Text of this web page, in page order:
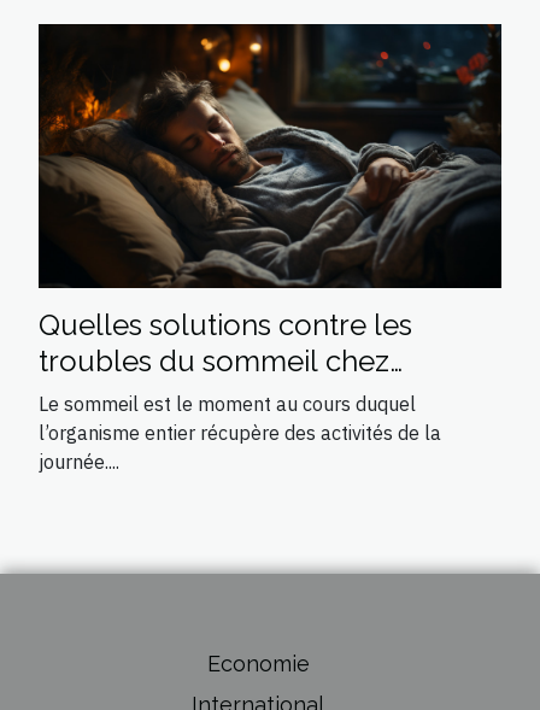
Quelles solutions contre les
troubles du sommeil chez
l’adulte ?
Le sommeil est le moment au cours duquel
l’organisme entier récupère des activités de la
journée....
Economie
International